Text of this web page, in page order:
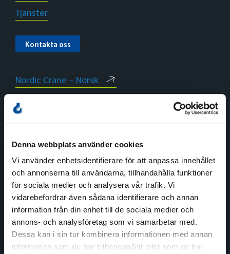
Denna webbplats använder cookies
Vi använder enhetsidentifierare för att anpassa innehållet
och annonserna till användarna, tillhandahålla funktioner
för sociala medier och analysera vår trafik. Vi
vidarebefordrar även sådana identifierare och annan
information från din enhet till de sociala medier och
annons- och analysföretag som vi samarbetar med.
Dessa kan i sin tur kombinera informationen med annan
information som du har tillhandahållit eller som de har
Tjänster
Kontakta oss
Nordic Crane – Norsk
Nordic Crane – Dansk
Nordic Crane – English
Norge
Växel
Tel:+47 815 11 511
E-post:
kran.no@nordiccrane.com